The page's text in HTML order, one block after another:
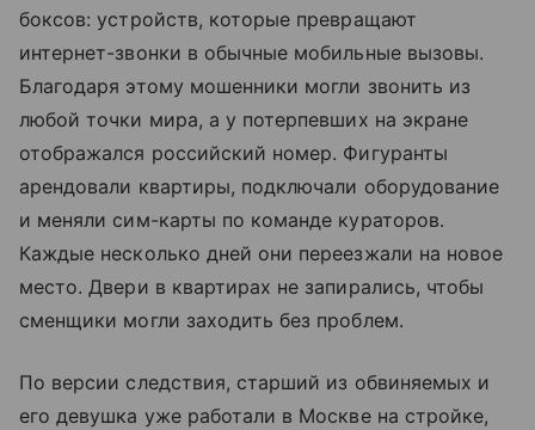
боксов: устройств, которые превращают
интернет-звонки в обычные мобильные вызовы.
Благодаря этому мошенники могли звонить из
любой точки мира, а у потерпевших на экране
отображался российский номер. Фигуранты
арендовали квартиры, подключали оборудование
и меняли сим-карты по команде кураторов.
Каждые несколько дней они переезжали на новое
место. Двери в квартирах не запирались, чтобы
сменщики могли заходить без проблем.
По версии следствия, старший из обвиняемых и
его девушка уже работали в Москве на стройке,